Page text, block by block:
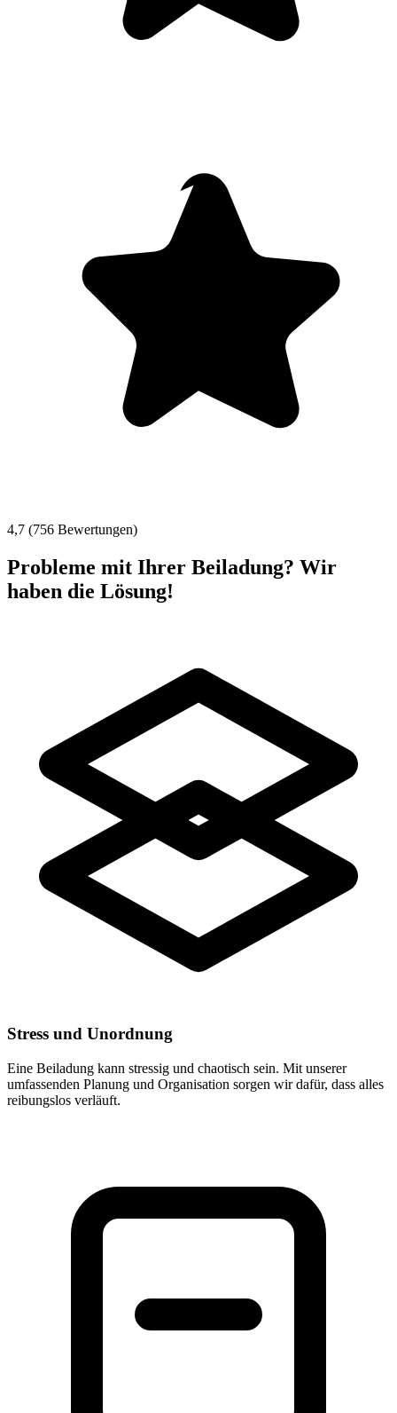
4,7 (756 Bewertungen)
Probleme mit Ihrer Beiladung? Wir
haben die Lösung!
Stress und Unordnung
Eine Beiladung kann stressig und chaotisch sein. Mit unserer
umfassenden Planung und Organisation sorgen wir dafür, dass alles
reibungslos verläuft.